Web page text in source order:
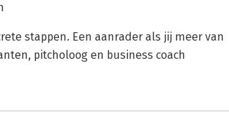
stappen. Een aanrader als jij meer van
pitcholoog en business coach